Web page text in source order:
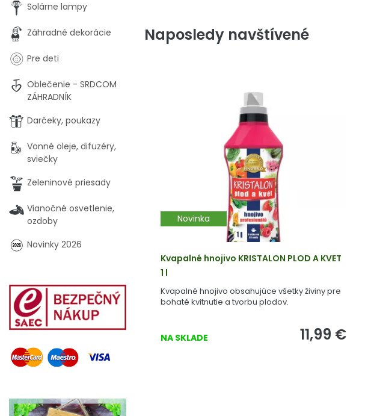
Naposledy navštívené
Novinka
Kvapalné hnojivo KRISTALON PLOD A KVET
1 l
Kvapalné hnojivo obsahujúce všetky živiny pre
bohaté kvitnutie a tvorbu plodov.
NA SKLADE 11,99 €
Solárne lampy
Záhradné dekorácie
Pre deti
Oblečenie - SRDCOM
ZÁHRADNÍK
Darčeky, poukazy
Vonné oleje, difuzéry,
sviečky
Zeleninové priesady
Vianočné osvetlenie,
ozdoby
Novinky 2026